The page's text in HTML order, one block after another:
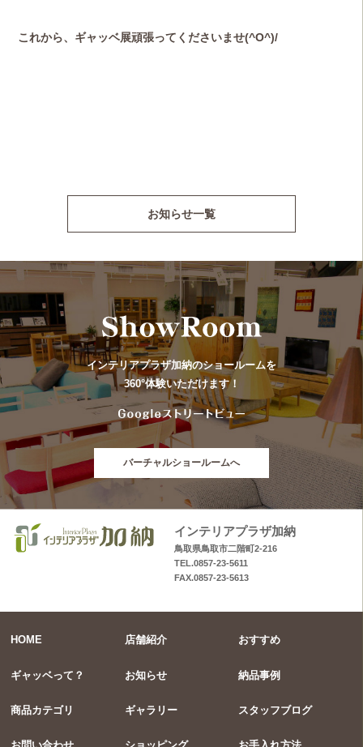
これから、ギャッベ展頑張ってくださいませ(^O^)/
お知らせ一覧
インテリアプラザ加納のショールームを
360°体験いただけます！
バーチャルショールームへ
インテリアプラザ加納
鳥取県鳥取市二階町2-216
TEL.0857-23-5611
FAX.0857-23-5613
HOME 店舗紹介 おすすめ
ギャッベって？ お知らせ 納品事例
商品カテゴリ ギャラリー スタッフブログ